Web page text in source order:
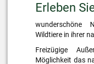
Erleben
wunderschöne
Wildtiere in ihrer
Freizügige
Möglichkeit das